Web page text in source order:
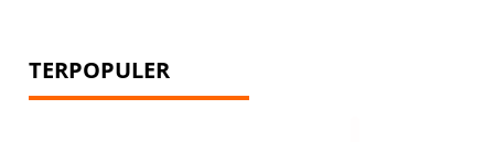
TERPOPULER